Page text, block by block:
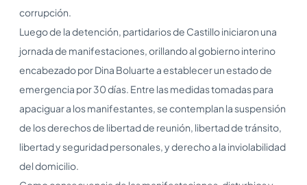
corrupción.
Luego de la detención, partidarios de Castillo iniciaron una
jornada de manifestaciones, orillando al gobierno interino
encabezado por Dina Boluarte a establecer un estado de
emergencia por 30 días. Entre las medidas tomadas para
apaciguar a los manifestantes, se contemplan la suspensión
de los derechos de libertad de reunión, libertad de tránsito,
libertad y seguridad personales, y derecho a la inviolabilidad
del domicilio.